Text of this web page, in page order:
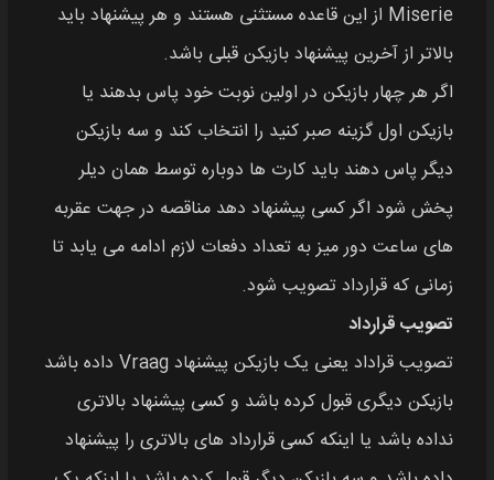
Miserie از این قاعده مستثنی هستند و هر پیشنهاد باید
بالاتر از آخرین پیشنهاد بازیکن قبلی باشد.
اگر هر چهار بازیکن در اولین نوبت خود پاس بدهند یا
بازیکن اول گزینه صبر کنید را انتخاب کند و سه بازیکن
دیگر پاس دهند باید کارت‌ ها دوباره توسط همان دیلر
پخش شود اگر کسی پیشنهاد دهد مناقصه در جهت عقربه‌
های ساعت دور میز به تعداد دفعات لازم ادامه می‌ یابد تا
زمانی که قرارداد تصویب شود.
تصویب قرارداد
تصویب قراداد یعنی یک بازیکن پیشنهاد Vraag داده باشد
بازیکن دیگری قبول کرده باشد و کسی پیشنهاد بالاتری
نداده باشد یا اینکه کسی قرارداد های بالاتری را پیشنهاد